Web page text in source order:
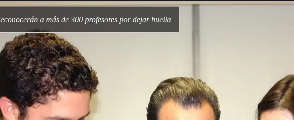
Reconocerán a más de 300 profesores por dejar huella